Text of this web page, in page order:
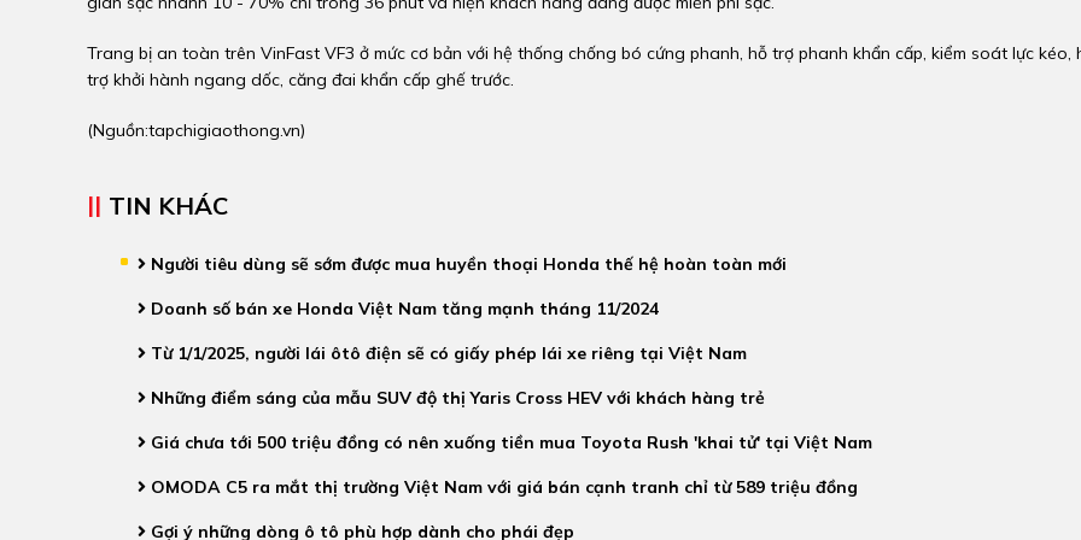
Trang bị an toàn trên VinFast VF3 ở mức cơ bản với hệ thống chống bó cứng phanh, hỗ trợ phanh khẩn cấp, kiểm soát lực kéo,
trợ khởi hành ngang dốc, căng đai khẩn cấp ghế trước.
(Nguồn:tapchigiaothong.vn)
TIN KHÁC
Người tiêu dùng sẽ sớm được mua huyền thoại Honda thế hệ hoàn toàn mới
Doanh số bán xe Honda Việt Nam tăng mạnh tháng 11/2024
Từ 1/1/2025, người lái ôtô điện sẽ có giấy phép lái xe riêng tại Việt Nam
Những điểm sáng của mẫu SUV độ thị Yaris Cross HEV với khách hàng trẻ
Giá chưa tới 500 triệu đồng có nên xuống tiền mua Toyota Rush 'khai tử' tại Việt Nam
OMODA C5 ra mắt thị trường Việt Nam với giá bán cạnh tranh chỉ từ 589 triệu đồng
Gợi ý những dòng ô tô phù hợp dành cho phái đẹp